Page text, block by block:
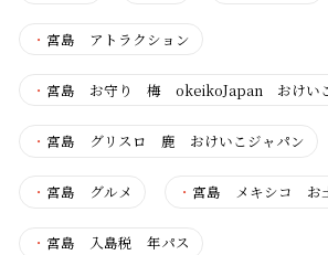
・ 宮島 アトラクション
・ 宮島 お守り 梅 okeikoJapan おけい
・ 宮島 グリスロ 鹿 おけいこジャパン
・ 宮島 グルメ ・ 宮島 メキシコ お
・ 宮島 入島税 年パス